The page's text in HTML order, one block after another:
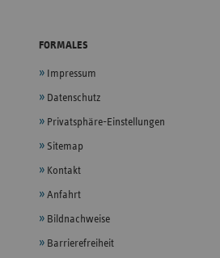
FORMALES
Impressum
Datenschutz
Privatsphäre-Einstellungen
Sitemap
Kontakt
Anfahrt
Bildnachweise
Barrierefreiheit